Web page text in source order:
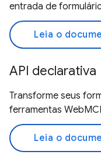
entrada de
Leia o
API declarativa
Transforme seus
ferramentas
Leia o